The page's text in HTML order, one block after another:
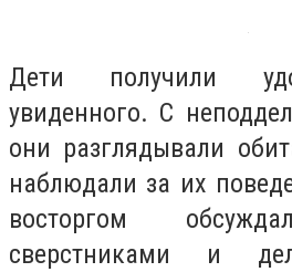
Дети получили
увиденного. С
они разглядывали
наблюдали за их
восторгом
сверстниками и